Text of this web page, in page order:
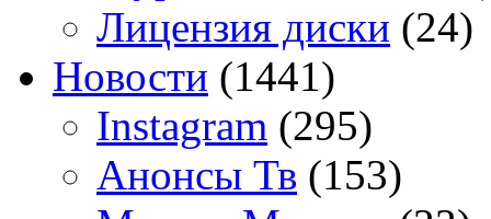
Лицензия диски (24)
Новости (1441)
Instagram (295)
Анонсы Тв (153)